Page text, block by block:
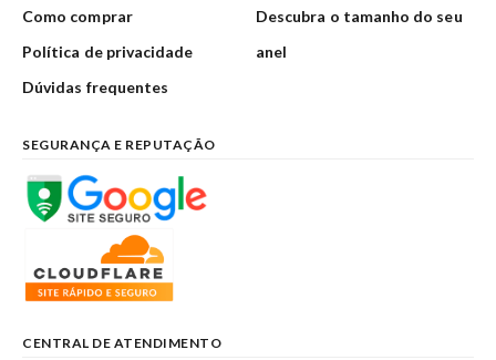
Como comprar
Política de privacidade
Dúvidas frequentes
Descubra o tamanho do seu
anel
SEGURANÇA E REPUTAÇÃO
CENTRAL DE ATENDIMENTO